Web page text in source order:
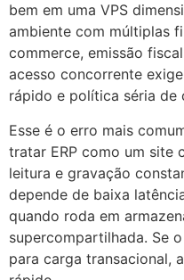
bem em uma VPS
ambiente com múltiplas
commerce, emissão
acesso concorrente
rápido e política séria de
Esse é o erro mais
tratar ERP como um site
leitura e gravação
depende de baixa
quando roda em
supercompartilhada. Se
para carga transacional,